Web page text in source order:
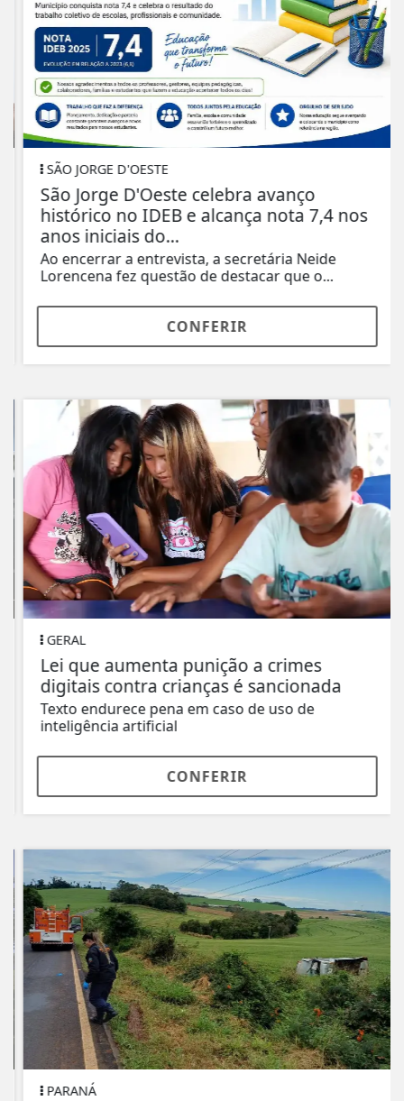
SÃO JORGE D'OESTE
São Jorge D'Oeste celebra avanço
histórico no IDEB e alcança nota 7,4 nos
anos iniciais do...
Ao encerrar a entrevista, a secretária Neide
Lorencena fez questão de destacar que o...
CONFERIR
GERAL
Lei que aumenta punição a crimes
digitais contra crianças é sancionada
Texto endurece pena em caso de uso de
inteligência artificial
CONFERIR
PARANÁ